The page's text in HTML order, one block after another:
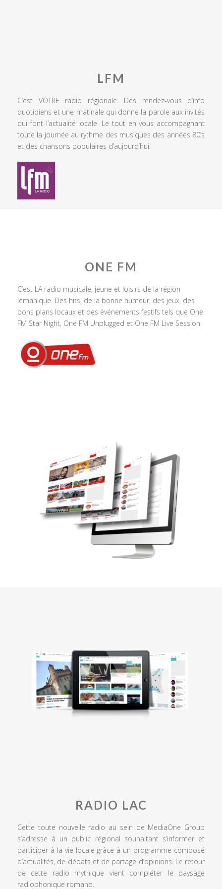
LFM
C’est VOTRE radio régionale. Des rendez-vous d’info
quotidiens et une matinale qui donne la parole aux invités
qui font l’actualité locale. Le tout en vous accompagnant
toute la journée au rythme des musiques des années 80’s
et des chansons populaires d’aujourd’hui.
ONE FM
C’est LA radio musicale, jeune et loisirs de la région
lémanique. Des hits, de la bonne humeur, des jeux, des
bons plans locaux et des événements festifs tels que One
FM Star Night, One FM Unplugged et One FM Live Session.
RADIO LAC
Cette toute nouvelle radio au sein de MediaOne Group
s’adresse à un public régional souhaitant s’informer et
participer à la vie locale grâce à un programme composé
d’actualités, de débats et de partage d’opinions. Le retour
de cette radio mythique vient compléter le paysage
radiophonique romand.